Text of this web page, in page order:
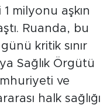
milyonu aşkın
Ruanda, bu
kritik sınır
Sağlık Örgütü
ve
halk sağlığı